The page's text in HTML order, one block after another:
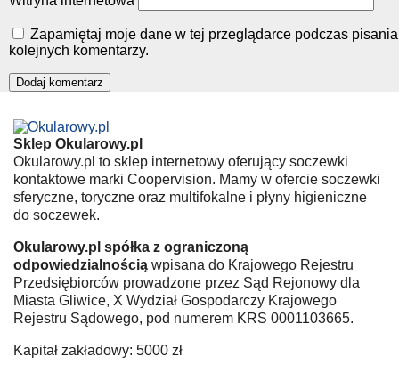
Zapamiętaj moje dane w tej przeglądarce podczas pisania
kolejnych komentarzy.
Sklep Okularowy.pl
Okularowy.pl to sklep internetowy oferujący soczewki
kontaktowe marki Coopervision. Mamy w ofercie soczewki
sferyczne, toryczne oraz multifokalne i płyny higieniczne
do soczewek.
Okularowy.pl spółka z ograniczoną
odpowiedzialnością wpisana do Krajowego Rejestru
Przedsiębiorców prowadzone przez Sąd Rejonowy dla
Miasta Gliwice, X Wydział Gospodarczy Krajowego
Rejestru Sądowego, pod numerem KRS 0001103665.
Kapitał zakładowy: 5000 zł